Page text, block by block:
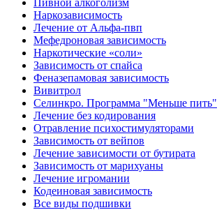
Пивной алкоголизм
Наркозависимость
Лечение от Альфа-пвп
Мефедроновая зависимость
Наркотические «соли»
Зависимость от спайса
Феназепамовая зависимость
Вивитрол
Селинкро. Программа "Меньше пить"
Лечение без кодирования
Отравление психостимуляторами
Зависимость от вейпов
Лечение зависимости от бутирата
Зависимость от марихуаны
Лечение игромании
Кодеиновая зависимость
Все виды подшивки